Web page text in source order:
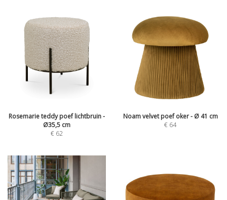
Rosemarie teddy poef lichtbruin -
Ø35,5 cm
€ 62
Noam velvet poef oker - Ø 41 cm
€ 64